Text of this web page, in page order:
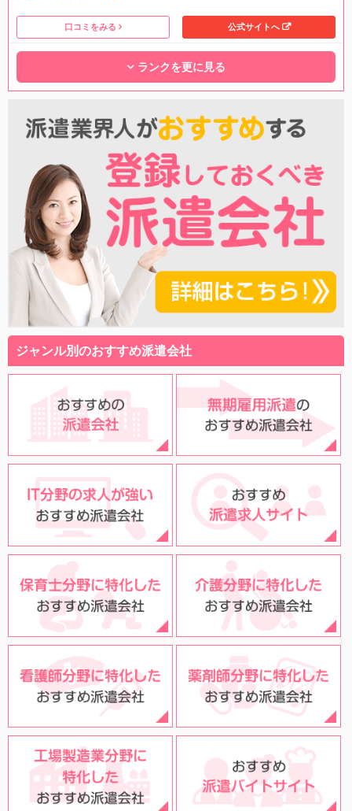
口コミをみる 公式サイトへ
ランクを更に見る
ジャンル別のおすすめ派遣会社